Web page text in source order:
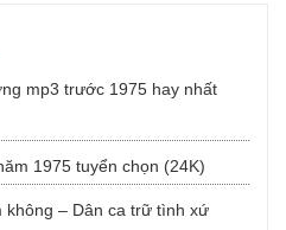
mp3 trước 1975 hay nhất
1975 tuyển chọn (24K)
không – Dân ca trữ tình xứ